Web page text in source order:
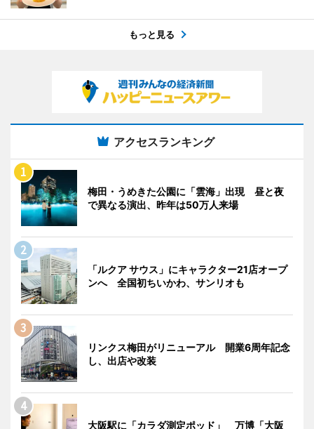
もっと見る
アクセスランキング
梅田・うめきた公園に「雲海」出現 昼と夜
で異なる演出、昨年は50万人来場
「ルクア サウス」にキャラクター21店オープ
ンへ 全国初ちいかわ、サンリオも
リンクス梅田がリニューアル 開業6周年記念
し、出店や改装
大阪駅に「カラダ測定ポッド」 万博「大阪